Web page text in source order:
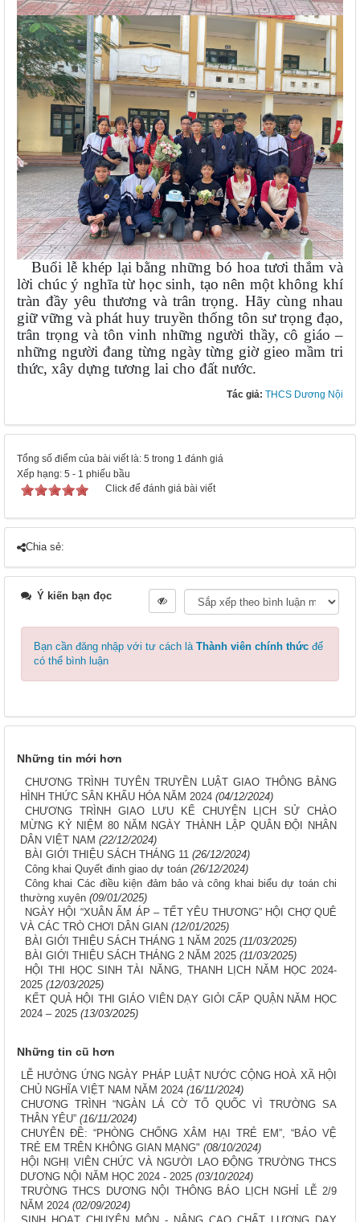
Buổi lễ khép lại bằng những bó hoa tươi thắm và
lời chúc ý nghĩa từ học sinh, tạo nên một không khí
tràn đầy yêu thương và trân trọng. Hãy cùng nhau
giữ vững và phát huy truyền thống tôn sư trọng đạo,
trân trọng và tôn vinh những người thầy, cô giáo –
những người đang từng ngày từng giờ gieo mầm tri
thức, xây dựng tương lai cho đất nước.
Tác giả: THCS Dương Nội
Tổng số điểm của bài viết là: 5 trong 1 đánh giá
Xếp hạng: 5 - 1 phiếu bầu
Click để đánh giá bài viết
Chia sẻ:
Ý kiến bạn đọc
Bạn cần đăng nhập với tư cách là Thành viên chính thức để
có thể bình luận
Những tin mới hơn
CHƯƠNG TRÌNH TUYÊN TRUYỀN LUẬT GIAO THÔNG BẰNG
HÌNH THỨC SÂN KHẤU HÓA NĂM 2024 (04/12/2024)
CHƯƠNG TRÌNH GIAO LƯU KỂ CHUYỆN LỊCH SỬ CHÀO
MỪNG KỶ NIỆM 80 NĂM NGÀY THÀNH LẬP QUÂN ĐỘI NHÂN
DÂN VIỆT NAM (22/12/2024)
BÀI GIỚI THIỆU SÁCH THÁNG 11 (26/12/2024)
​​Công khai Quyết đinh giao dự toán (26/12/2024)
Công khai Các điều kiện đảm bảo và công khai biểu dự toán chi
thường xuyên (09/01/2025)
NGÀY HỘI “XUÂN ẤM ÁP – TẾT YÊU THƯƠNG” HỘI CHỢ QUÊ
VÀ CÁC TRÒ CHƠI DÂN GIAN (12/01/2025)
BÀI GIỚI THIỆU SÁCH THÁNG 1 NĂM 2025 (11/03/2025)
BÀI GIỚI THIỆU SÁCH THÁNG 2 NĂM 2025 (11/03/2025)
HỘI THI HỌC SINH TÀI NĂNG, THANH LỊCH NĂM HỌC 2024-
2025 (12/03/2025)
KẾT QUẢ HỘI THI GIÁO VIÊN DẠY GIỎI CẤP QUẬN NĂM HỌC
2024 – 2025 (13/03/2025)
Những tin cũ hơn
LỄ HƯỞNG ỨNG NGÀY PHÁP LUẬT NƯỚC CỘNG HOÀ XÃ HỘI
CHỦ NGHĨA VIỆT NAM NĂM 2024 (16/11/2024)
CHƯƠNG TRÌNH “NGÀN LÁ CỜ TỔ QUỐC VÌ TRƯỜNG SA
THÂN YÊU” (16/11/2024)
CHUYÊN ĐỀ: “PHÒNG CHỐNG XÂM HẠI TRẺ EM”, “BẢO VỆ
TRẺ EM TRÊN KHÔNG GIAN MẠNG" (08/10/2024)
HỘI NGHỊ VIÊN CHỨC VÀ NGƯỜI LAO ĐỘNG TRƯỜNG THCS
DƯƠNG NỘI NĂM HỌC 2024 - 2025 (03/10/2024)
​​TRƯỜNG THCS DƯƠNG NỘI THÔNG BÁO LỊCH NGHỈ LỄ 2/9
NĂM 2024 (02/09/2024)